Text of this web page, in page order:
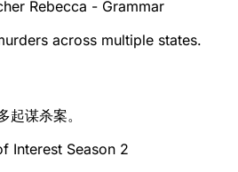
Rebecca - Grammar
across multiple states.
起谋杀案。
Interest Season 2